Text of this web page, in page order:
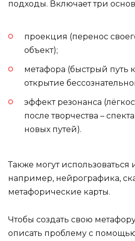
подходы. Включает три
проекция (перенос
объект);
метафора (быстрый путь
открытие
эффект резонанса
после творчества –
новых путей).
Также могут использоваться
например, нейрографика,
метафорические карты.
Чтобы создать свою
описать проблему с